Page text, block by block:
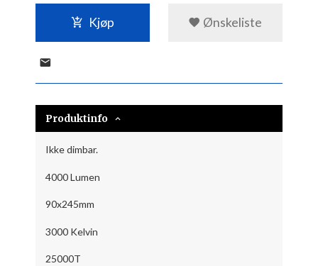
Kjøp Ønskeliste
Produktinfo
Ikke dimbar.
4000 Lumen
90x245mm
3000 Kelvin
25000T